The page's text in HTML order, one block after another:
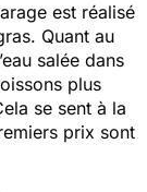
est réalisé
Quant au
salée dans
plus
se sent à la
prix sont